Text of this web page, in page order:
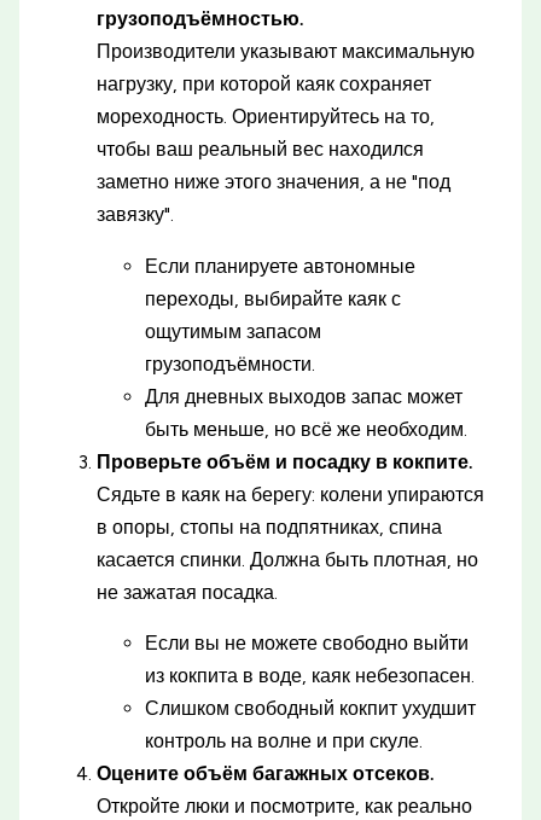
грузоподъёмностью.
Производители указывают максимальную
нагрузку, при которой каяк сохраняет
мореходность. Ориентируйтесь на то,
чтобы ваш реальный вес находился
заметно ниже этого значения, а не "под
завязку".
Если планируете автономные
переходы, выбирайте каяк с
ощутимым запасом
грузоподъёмности.
Для дневных выходов запас может
быть меньше, но всё же необходим.
Проверьте объём и посадку в кокпите.
Сядьте в каяк на берегу: колени упираются
в опоры, стопы на подпятниках, спина
касается спинки. Должна быть плотная, но
не зажатая посадка.
Если вы не можете свободно выйти
из кокпита в воде, каяк небезопасен.
Слишком свободный кокпит ухудшит
контроль на волне и при скуле.
Оцените объём багажных отсеков.
Откройте люки и посмотрите, как реально